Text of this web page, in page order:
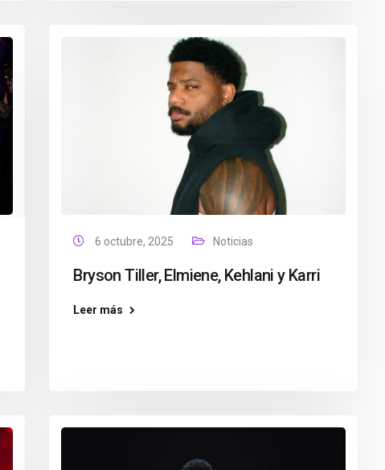
6 octubre, 2025 Noticias
Bryson Tiller, Elmiene, Kehlani y Karri
Leer más